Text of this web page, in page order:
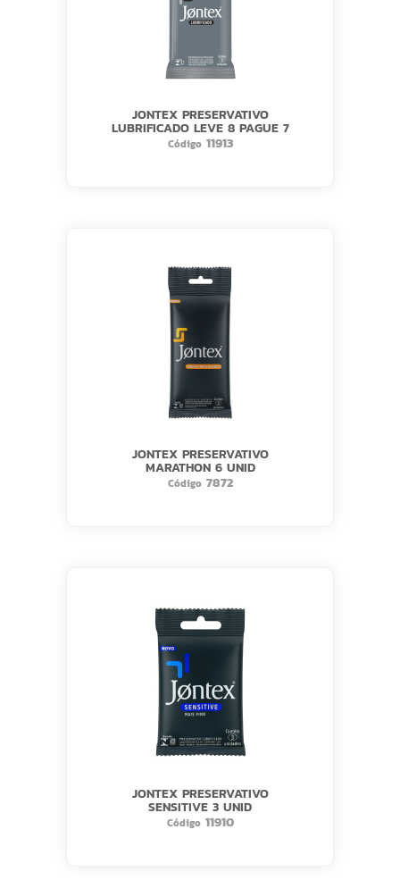
JONTEX PRESERVATIVO
LUBRIFICADO LEVE 8 PAGUE 7
Código11913
JONTEX PRESERVATIVO
MARATHON 6 UNID
Código7872
JONTEX PRESERVATIVO
SENSITIVE 3 UNID
Código11910